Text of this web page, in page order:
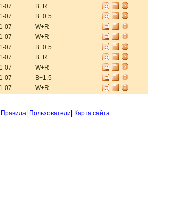
07
B+R
07
B+0.5
07
W+R
07
W+R
07
B+0.5
07
B+R
07
W+R
07
B+1.5
07
W+R
Правила| Пользователи| Карта сайта